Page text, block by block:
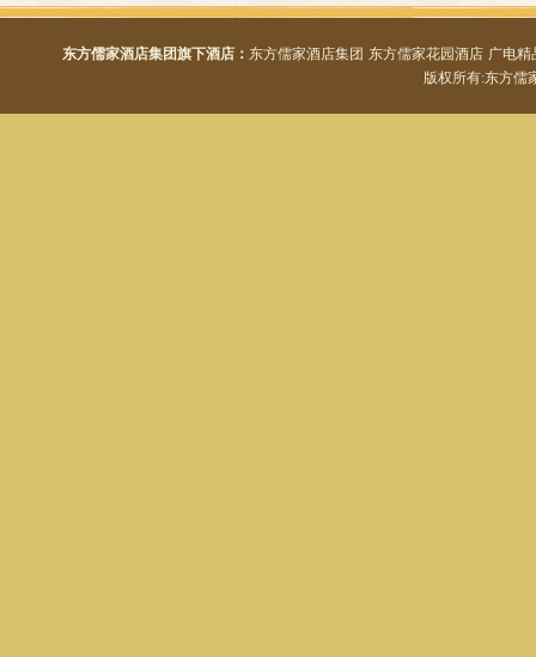
东方儒家酒店集团旗下酒店： 东方儒家酒店集团 东方儒家花园酒店 广电精
版权所有:东方